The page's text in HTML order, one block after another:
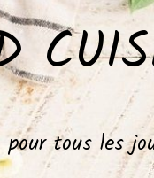
tous les